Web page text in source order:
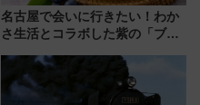
名古屋で会いに行きたい！わか
さ生活とコラボした紫の「ブル